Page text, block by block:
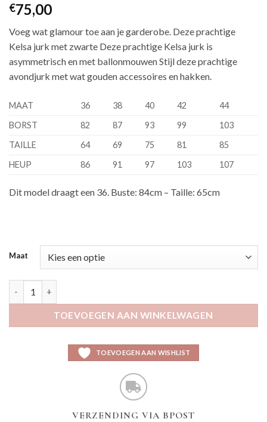
€75,00
Voeg wat glamour toe aan je garderobe. Deze prachtige
Kelsa jurk met zwarte Deze prachtige Kelsa jurk is
asymmetrisch en met ballonmouwen Stijl deze prachtige
avondjurk met wat gouden accessoires en hakken.
MAAT 36 38 40 42
44
BORST
82 87 93 99
103
TAILLE
64 69 75 81
85
HEUP
86 91 97 103 107
Dit model draagt een 36. Buste: 84cm – Taille: 65cm
Maat
TOEVOEGEN AAN WINKELWAGEN
TOEVOEGEN AAN WISHLIST
VERZENDING VIA BPOST